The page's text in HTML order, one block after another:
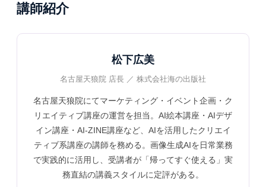
講師紹介
松下広美
名古屋天狼院 店長 ／ 株式会社海の出版社
名古屋天狼院にてマーケティング・イベント企画・ク
リエイティブ講座の運営を担当。AI絵本講座・AIデザ
イン講座・AI-ZINE講座など、AIを活用したクリエイ
ティブ系講座の講師を務める。画像生成AIを日常業務
で実践的に活用し、受講者が「帰ってすぐ使える」実
務直結の講義スタイルに定評がある。